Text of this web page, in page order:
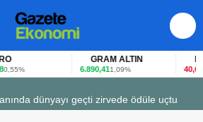
GRAM ALTIN
6.890,411,09% 40,65-
dünyayı geçti zirvede ödüle uçtu